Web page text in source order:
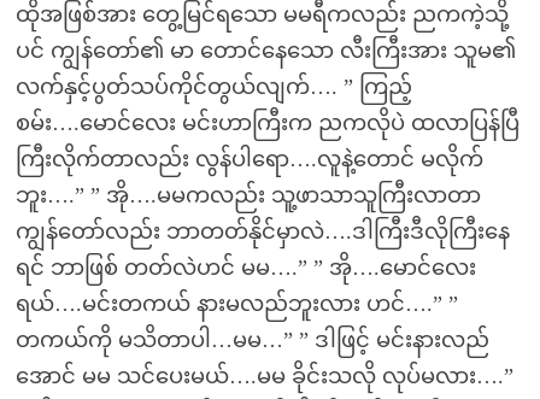
ထိုအဖြစ်အား တွေ့မြင်ရသော မမရီကလည်း ညကကဲ့သို့
ပင် ကျွန်တော်၏ မာ တောင်နေသော လီးကြီးအား သူမ၏
လက်နှင့်ပွတ်သပ်ကိုင်တွယ်လျက်…. ” ကြည့်
စမ်း….မောင်လေး မင်းဟာကြီးက ညကလိုပဲ ထလာပြန်ပြီ
ကြီးလိုက်တာလည်း လွန်ပါရော….လူနဲ့တောင် မလိုက်
ဘူး….” ” အို….မမကလည်း သူ့ဖာသာသူကြီးလာတာ
ကျွန်တော်လည်း ဘာတတ်နိုင်မှာလဲ….ဒါကြီးဒီလိုကြီးနေ
ရင် ဘာဖြစ် တတ်လဲဟင် မမ….” ” အို….မောင်လေး
ရယ်….မင်းတကယ် နားမလည်ဘူးလား ဟင်….” ”
တကယ်ကို မသိတာပါ…မမ…” ” ဒါဖြင့် မင်းနားလည်
အောင် မမ သင်ပေးမယ်….မမ ခိုင်းသလို လုပ်မလား….”